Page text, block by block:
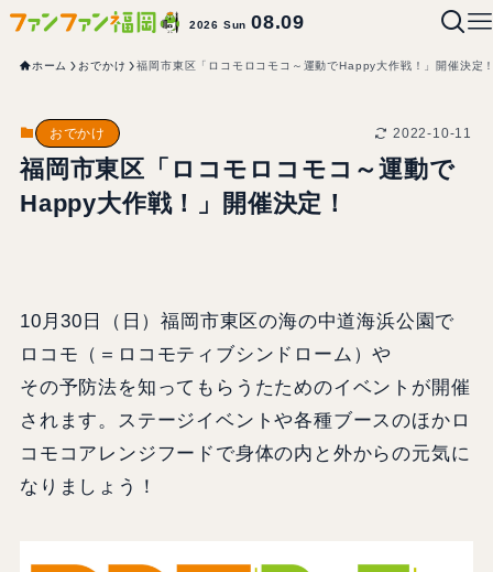
2026 Sun08.09
ホーム おでかけ 福岡市東区「ロコモロコモコ～運動でHappy大作戦！」開催決定
おでかけ 2022-10-11
福岡市東区「ロコモロコモコ～運動で
Happy大作戦！」開催決定！
10月30日（日）福岡市東区の海の中道海浜公園で
ロコモ（＝ロコモティブシンドローム）や
その予防法を知ってもらうたためのイベントが開催
されます。ステージイベントや各種ブースのほかロ
コモコアレンジフードで身体の内と外からの元気に
なりましょう！